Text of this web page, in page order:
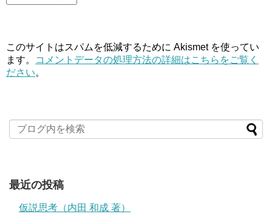
このサイトはスパムを低減するために Akismet を使ってい
ます。
コメントデータの処理方法の詳細はこちらをご覧く
ださい。
最近の投稿
仮説思考（内田 和成 著）